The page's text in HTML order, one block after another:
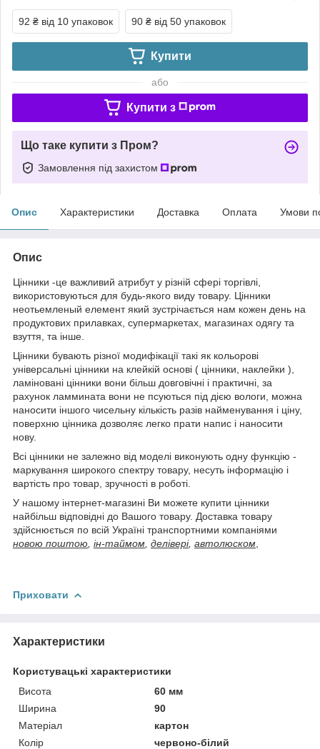
92 ₴ від 10 упаковок 90 ₴ від 50 упаковок
Купити
або
Купити з
Що таке купити з Пром?
Замовлення під захистом
Опис Характеристики Доставка Оплата Умови
Опис
Цінники -це важливий атрибут у різній сфері торгівлі,
використовуються для будь-якого виду товару. Цінники
неотьемленый елемент який зустрічається нам кожен день на
продуктових прилавках, супермаркетах, магазинах одягу та
взуття, та інше.
Цінники бувають різної модифікації такі як кольорові
універсальні цінники на клейкій основі ( цінники, наклейки ),
ламіновані цінники вони більш довговічні і практичні, за
рахунок ламмината вони не псуються під дією вологи, можна
наносити іншого чисельну кількість разів найменування і ціну,
поверхню цінника дозволяє легко прати напис і наносити
нову.
Всі цінники не залежно від моделі виконують одну функцію -
маркування широкого спектру товару, несуть інформацію і
вартість про товар, зручності в роботі.
У нашому інтернет-магазині Ви можете купити цінники
найбільш відповідні до Вашого товару. Доставка товару
здійснюється по всій Україні транспортними компаніями
новою поштою ін-таймом делівері, автолюском
Приховати
Характеристики
Користувацькі характеристики
Висота
60 мм
Ширина
90
Матеріал
картон
Колір
червоно-білий